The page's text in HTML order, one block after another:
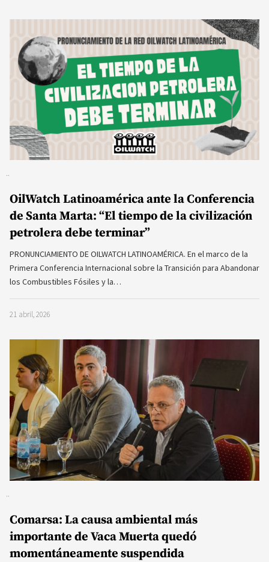
OilWatch Latinoamérica ante la Conferencia
de Santa Marta: “El tiempo de la civilización
petrolera debe terminar”
PRONUNCIAMIENTO DE OILWATCH LATINOAMÉRICA. En el marco de la
Primera Conferencia Internacional sobre la Transición para Abandonar
los Combustibles Fósiles y la…
21 abril, 2026
Comarsa: La causa ambiental más
importante de Vaca Muerta quedó
momentáneamente suspendida